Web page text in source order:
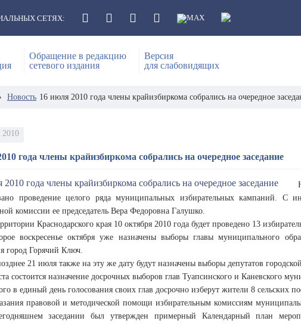
СЕТЯХ:
Обращение в редакцию
сетевого издания
Версия
для слабовидящих
› Новость 16 июля 2010 года члены крайизбиркома собрались на очередное
2010
года члены крайизбиркома собрались на очередное заседание
проведение целого ряда муниципальных избирательных кампаний. С
комиссии ее председатель Вера Федоровна Галушко.
Краснодарского края 10 октября 2010 года будет проведено 13
воскресенье октября уже назначены выборы главы муниципального
город Горячий Ключ.
21 июля также на эту же дату будут назначены выборы депутатов
состоится назначение досрочных выборов глав Туапсинского и Каневского
в единый день голосования своих глав досрочно изберут жители 8 сельских
правовой и методической помощи избирательным комиссиям
заседании был утвержден примерный Календарный план